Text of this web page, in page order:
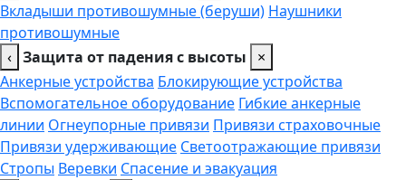
Вкладыши противошумные (беруши) Наушники
противошумные
‹ Защита от падения с высоты
×
Анкерные устройства Блокирующие устройства
Вспомогательное оборудование Гибкие анкерные
линии Огнеупорные привязи Привязи страховочные
Привязи удерживающие Светоотражающие привязи
Стропы Веревки Спасение и эвакуация